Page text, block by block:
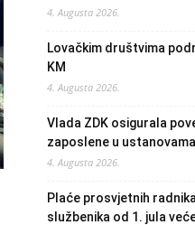
4. Augusta 2026.
Lovačkim društvima
KM
4. Augusta 2026.
Vlada ZDK osigurala
zaposlene u
4. Augusta 2026.
Plaće prosvjetnih
službenika od 1. jula